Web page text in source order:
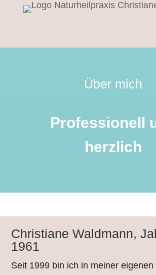
Über mich
Professionell
herzlich
Christiane Waldmann,
1961
Seit 1999 bin ich in meiner